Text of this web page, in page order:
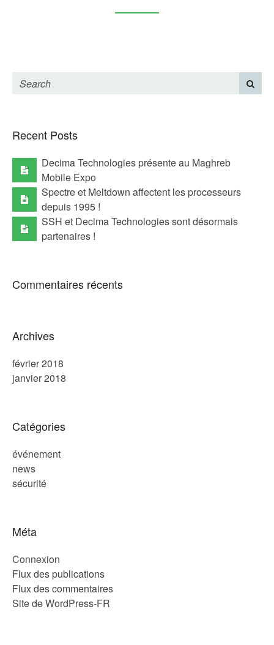
Recent Posts
Decima Technologies présente au Maghreb
Mobile Expo
Spectre et Meltdown affectent les processeurs
depuis 1995 !
SSH et Decima Technologies sont désormais
partenaires !
Commentaires récents
Archives
février 2018
janvier 2018
Catégories
événement
news
sécurité
Méta
Connexion
Flux des publications
Flux des commentaires
Site de WordPress-FR